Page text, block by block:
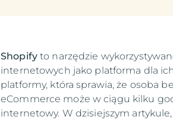
Shopifyto narzędzie
internetowych jako platforma dla
platformy, która sprawia, że osoba
eCommerce może w ciągu kilku
internetowy. W dzisiejszym